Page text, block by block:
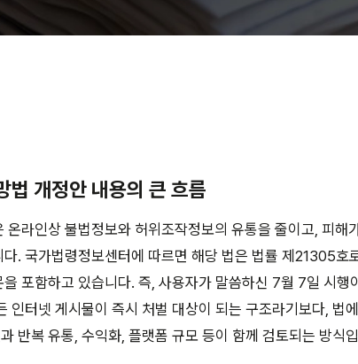
법 개정안 내용의 큰 흐름
온라인상 불법정보와 허위조작정보의 유통을 줄이고, 피해
다. 국가법령정보센터에 따르면 해당 법은 법률 제21305
포함하고 있습니다. 즉, 사용자가 말씀하신 7월 7일 시행
인터넷 게시물이 즉시 처벌 대상이 되는 구조라기보다, 법
반복 유통, 수익화, 플랫폼 규모 등이 함께 검토되는 방식